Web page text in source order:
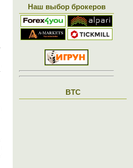
Наш выбор брокеров
BTC